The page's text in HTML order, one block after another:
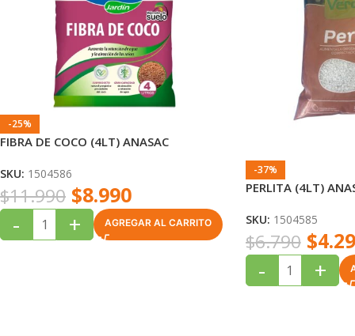
-25%
FIBRA DE COCO (4LT) ANASAC
SKU: 1504586
$11.990 $8.990
- + AGREGAR AL CARRITO
-37%
PERLITA (4LT)
SKU: 1504585
$6.790 $
- +